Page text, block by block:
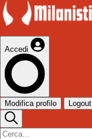
Accedi
Modifica profilo Logout